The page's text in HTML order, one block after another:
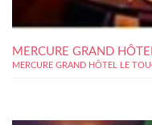
MERCURE GRAND
MERCURE GRAND HÔTEL LE